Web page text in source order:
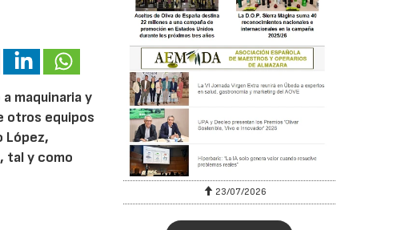
maquinaria y
otros equipos
López,
tal y como
23/07/2026